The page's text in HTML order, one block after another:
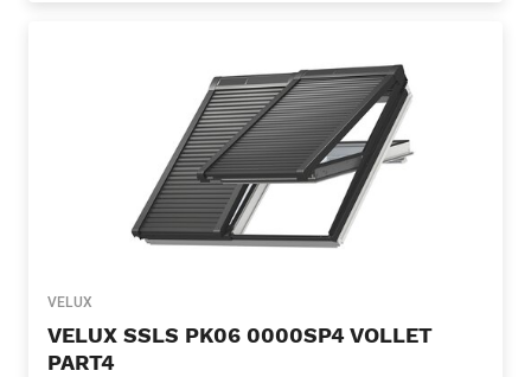
VELUX
VELUX SSLS PK06 0000SP4 VOLLET
PART4